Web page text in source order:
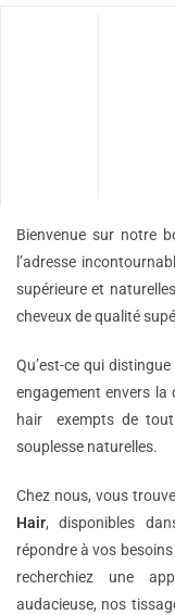
Bienvenue sur notre
l’adresse
supérieure et
cheveux de qualité
Qu’est-ce qui
engagement envers
hair exempts de tout
souplesse naturelles.
Chez nous, vous
Hair, disponibles
répondre à vos
recherchiez une
audacieuse, nos